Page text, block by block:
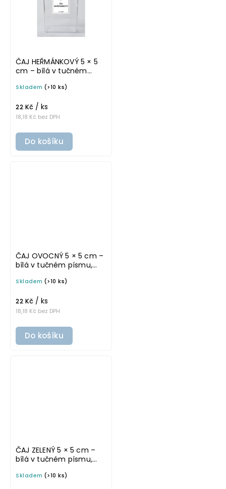
ČAJ HEŘMÁNKOVÝ 5 × 5
cm – bílá v tučném
samolepka na
Skladem (>10 ks)
18,18 Kč bez DPH
22 Kč / ks
Do košíku
ČAJ OVOCNÝ 5 × 5 cm –
bílá v tučném písmu,
na potravinové dózy
Skladem (>10 ks)
18,18 Kč bez DPH
22 Kč / ks
Do košíku
ČAJ ZELENÝ 5 × 5 cm –
bílá v tučném písmu,
na potravinové dózy
Skladem (>10 ks)